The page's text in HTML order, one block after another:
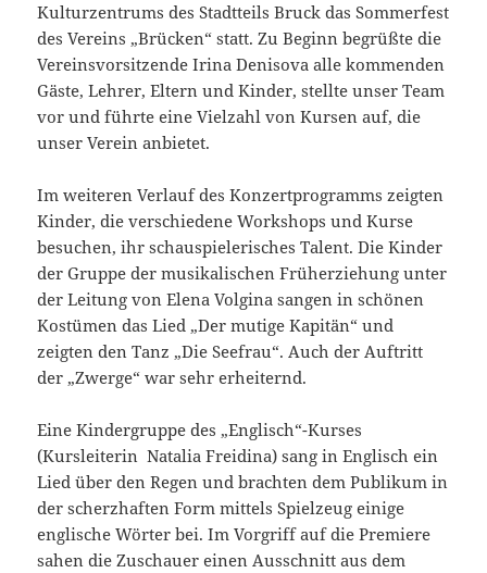
Kulturzentrums des Stadtteils Bruck das Sommerfest
des Vereins „Brücken“ statt. Zu Beginn begrüßte die
Vereinsvorsitzende Irina Denisova alle kommenden
Gäste, Lehrer, Eltern und Kinder, stellte unser Team
vor und führte eine Vielzahl von Kursen auf, die
unser Verein anbietet.
Im weiteren Verlauf des Konzertprogramms zeigten
Kinder, die verschiedene Workshops und Kurse
besuchen, ihr schauspielerisches Talent. Die Kinder
der Gruppe der musikalischen Früherziehung unter
der Leitung von Elena Volgina sangen in schönen
Kostümen das Lied „Der mutige Kapitän“ und
zeigten den Tanz „Die Seefrau“. Auch der Auftritt
der „Zwerge“ war sehr erheiternd.
Eine Kindergruppe des „Englisch“-Kurses
(Kursleiterin Natalia Freidina) sang in Englisch ein
Lied über den Regen und brachten dem Publikum in
der scherzhaften Form mittels Spielzeug einige
englische Wörter bei. Im Vorgriff auf die Premiere
sahen die Zuschauer einen Ausschnitt aus dem